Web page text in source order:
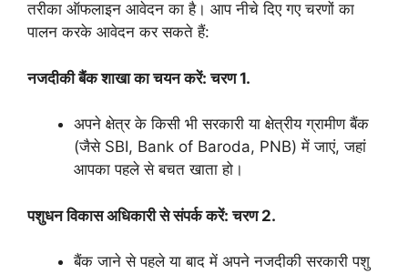
तरीका ऑफलाइन आवेदन का है। आप नीचे दिए गए चरणों का
पालन करके आवेदन कर सकते हैं:
नजदीकी बैंक शाखा का चयन करें: चरण 1.
अपने क्षेत्र के किसी भी सरकारी या क्षेत्रीय ग्रामीण बैंक
(जैसे SBI, Bank of Baroda, PNB) में जाएं, जहां
आपका पहले से बचत खाता हो।
पशुधन विकास अधिकारी से संपर्क करें: चरण 2.
बैंक जाने से पहले या बाद में अपने नजदीकी सरकारी पशु